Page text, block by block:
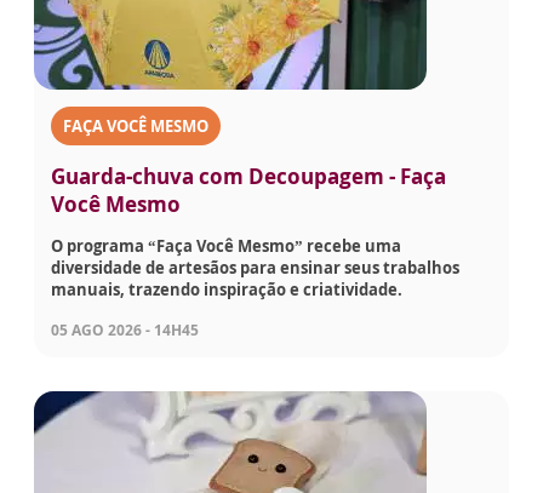
FAÇA VOCÊ MESMO
Guarda-chuva com Decoupagem - Faça
Você Mesmo
O programa “Faça Você Mesmo” recebe uma
diversidade de artesãos para ensinar seus trabalhos
manuais, trazendo inspiração e criatividade.
05 AGO 2026 - 14H45